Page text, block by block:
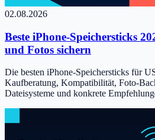
02.08.2026
Beste iPhone-Speichersticks
und Fotos sichern
Die besten iPhone-Speichersticks für
Kaufberatung, Kompatibilität, Foto-
Dateisysteme und konkrete